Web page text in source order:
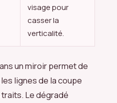
visage pour
casser la
verticalité.
un miroir permet de
lignes de la coupe
Le dégradé